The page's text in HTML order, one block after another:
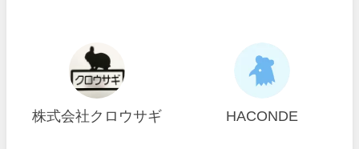
株式会社クロウサギ HACONDE